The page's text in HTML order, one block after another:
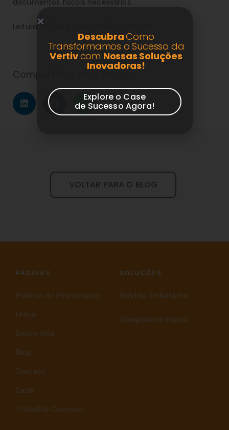
documentos fiscais necessários.
Leitura da integra da notícia:
Compartilhar este artigo:
VOLTAR PARA O BLOG
PÁGINAS
Política de Privacidade
Início
Sobre Nós
Blog
Contato
Case
Trabalhe Conosco
SOLUÇÕES
Gestão Tributária
Compliance Fiscal
DescubraComo
Transformamos o Sucesso da
Vertivcom Nossas Soluções
Inovadoras!
Explore o Case
de Sucesso Agora!